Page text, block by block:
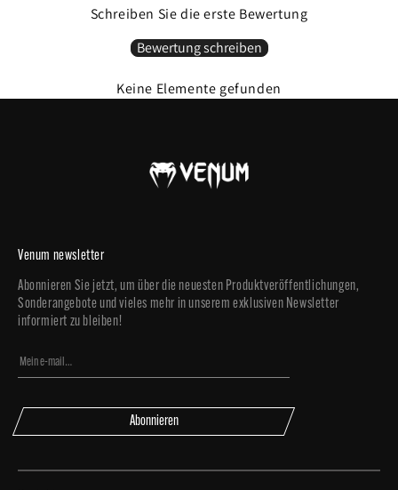
Schreiben Sie die erste Bewertung
Bewertung schreiben
Keine Elemente gefunden
Venum newsletter
Abonnieren Sie jetzt, um über die neuesten Produktveröffentlichungen,
Sonderangebote und vieles mehr in unserem exklusiven Newsletter
informiert zu bleiben!
Abonnieren